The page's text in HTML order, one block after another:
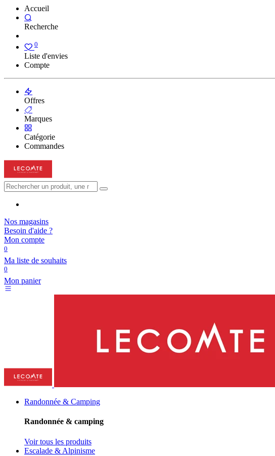
Accueil
Recherche
0
Liste d'envies
Compte
Offres
Marques
Catégorie
Commandes
Nos magasins
Besoin d'aide ?
Mon compte
0
Ma liste de souhaits
0
Mon panier
Randonnée & Camping
Randonnée & camping
Voir tous les produits
Escalade & Alpinisme